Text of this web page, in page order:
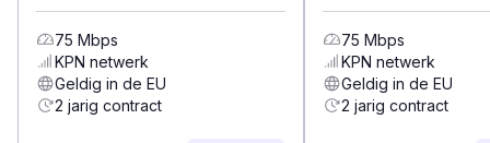
75 Mbps
KPN netwerk
Geldig in de EU
2 jarig contract
75 Mbps
KPN netwerk
Geldig in de EU
2 jarig contract